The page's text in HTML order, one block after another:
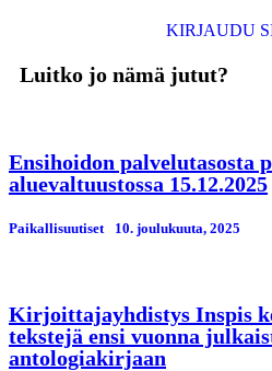
KIRJAUDU
Luitko jo nämä jutut?
Ensihoidon palvelutasosta
aluevaltuustossa 15.12.2025
Paikallisuutiset 10. јoulukuuta, 2025
Kirjoittajayhdistys Inspis
tekstejä ensi vuonna
antologiakirjaan